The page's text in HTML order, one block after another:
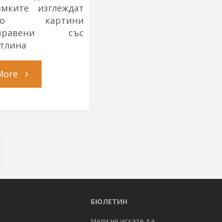
изглеждат
картини
със
"Когато
БЮЛЕТИН